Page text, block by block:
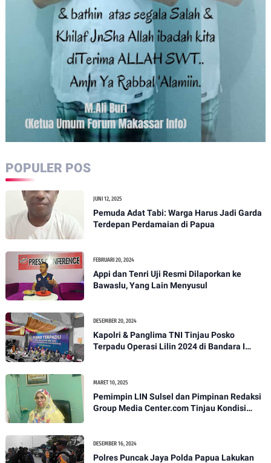
POPULER POS
JUNI 12, 2025
Pemuda Adat Tabi: Warga Harus Jadi Garda
Terdepan Perdamaian di Papua
FEBRUARI 20, 2024
Appi dan Tenri Uji Resmi Dilaporkan ke
Bawaslu, Yang Lain Menyusul
DESEMBER 20, 2024
Kapolri & Panglima TNI Tinjau Posko
Terpadu Operasi Lilin 2024 di Bandara I
MARET 10, 2025
Pemimpin LIN Sulsel dan Pimpinan Redaksi
Group Media Center.com Tinjau Kondisi
DESEMBER 16, 2024
Polres Puncak Jaya Polda Papua Lakukan